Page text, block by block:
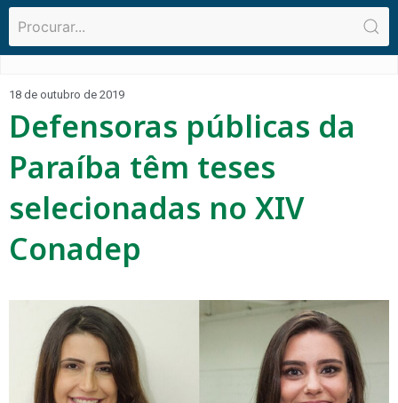
18 de outubro de 2019
Defensoras públicas da
Paraíba têm teses
selecionadas no XIV
Conadep